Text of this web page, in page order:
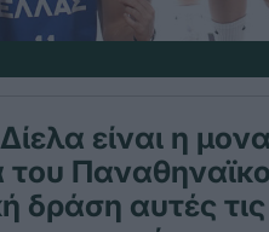
είναι η
δράση αυτές